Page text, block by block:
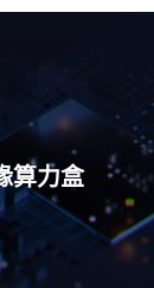
算力盒